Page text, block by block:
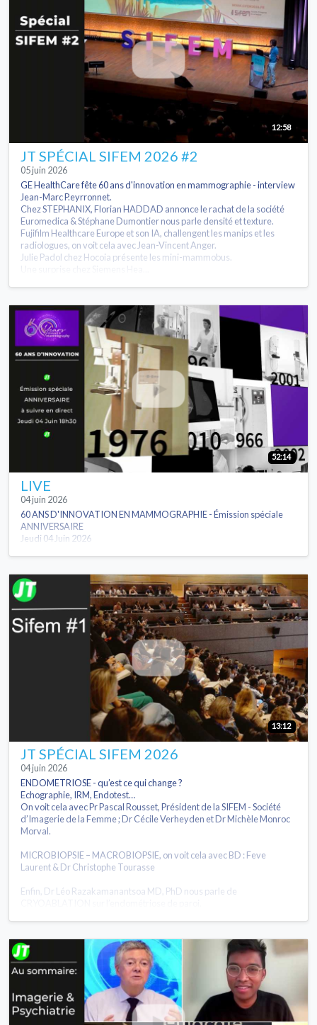
12:58
JT SPÉCIAL SIFEM 2026 #2
05 juin 2026
GE HealthCare fête 60 ans d'innovation en mammographie - interview
Jean-Marc P.eyrronnet.
Chez STEPHANIX, Florian HADDAD annonce le rachat de la société
Euromedica & Stéphane Dumontier nous parle densité et texture.
Fujifilm Healthcare Europe et son IA, challengent les manips et les
radiologues, on voit cela avec Jean-Vincent Anger.
Julie Padol chez Hocoia présente les mini-mammobus.
52:14
LIVE
04 juin 2026
60 ANS D'INNOVATION EN MAMMOGRAPHIE - Émission spéciale
ANNIVERSAIRE
Jeudi 04 Juin 2026
13:12
JT SPÉCIAL SIFEM 2026
04 juin 2026
ENDOMETRIOSE - qu’est ce qui change ?
Echographie, IRM, Endotest…
On voit cela avec Pr Pascal Rousset, Président de la SIFEM - Société
d’Imagerie de la Femme ; Dr Cécile Verheyden et Dr Michèle Monroc
Morval.
MICROBIOPSIE – MACROBIOPSIE, on voit cela avec BD : Feve
Laurent & Dr Christophe Tourasse
Enfin, Dr Léo Razakamanantsoa MD, PhD nous parle de